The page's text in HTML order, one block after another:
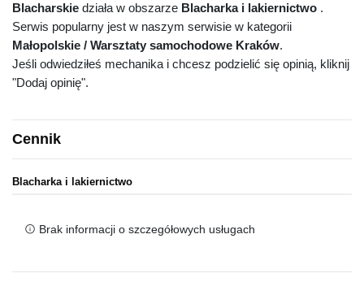
Blacharskie działa w obszarze Blacharka i lakiernictwo .
Serwis popularny jest w naszym serwisie w kategorii
Małopolskie / Warsztaty samochodowe Kraków.
Jeśli odwiedziłeś mechanika i chcesz podzielić się opinią, kliknij
"Dodaj opinię".
Cennik
Blacharka i lakiernictwo
Brak informacji o szczegółowych usługach